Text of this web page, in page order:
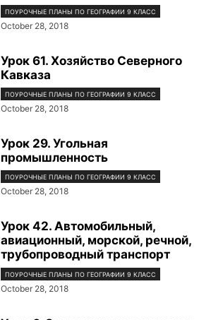
ПОУРОЧНЫЕ ПЛАНЫ ПО ГЕОГРАФИИ 9 КЛАСС
October 28, 2018
Урок 61. Хозяйство Северного
Кавказа
ПОУРОЧНЫЕ ПЛАНЫ ПО ГЕОГРАФИИ 9 КЛАСС
October 28, 2018
Урок 29. Угольная
промышленность
ПОУРОЧНЫЕ ПЛАНЫ ПО ГЕОГРАФИИ 9 КЛАСС
October 28, 2018
Урок 42. Автомобильный,
авиационный, морской, речной,
трубопроводный транспорт
ПОУРОЧНЫЕ ПЛАНЫ ПО ГЕОГРАФИИ 9 КЛАСС
October 28, 2018